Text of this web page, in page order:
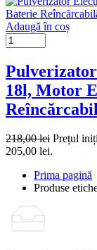
Adaugă în coș
18l, Motor
218,00lei Prețul
205,00 lei.
Prima pagină
Produse